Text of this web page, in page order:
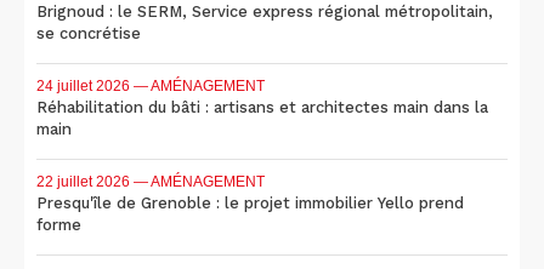
Brignoud : le SERM, Service express régional métropolitain,
se concrétise
24 juillet 2026 — AMÉNAGEMENT
Réhabilitation du bâti : artisans et architectes main dans la
main
22 juillet 2026 — AMÉNAGEMENT
Presqu'île de Grenoble : le projet immobilier Yello prend
forme